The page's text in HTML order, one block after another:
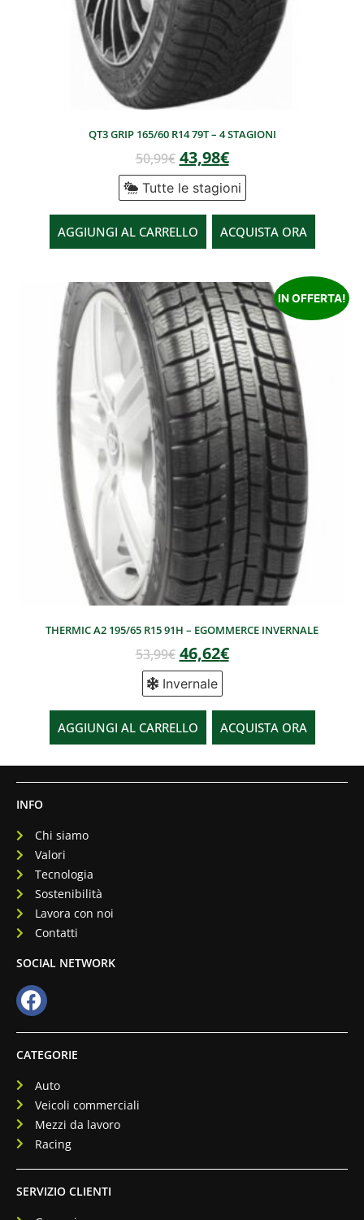
QT3 GRIP 165/60 R14 79T – 4 STAGIONI
50,99€ 43,98€
Tutte le stagioni
AGGIUNGI AL CARRELLO ACQUISTA ORA
IN OFFERTA!
THERMIC A2 195/65 R15 91H – EGOMMERCE INVERNALE
53,99€ 46,62€
Invernale
AGGIUNGI AL CARRELLO ACQUISTA ORA
CATEGORIE
Auto
Veicoli commerciali
Mezzi da lavoro
Racing
INFO
Chi siamo
Valori
Tecnologia
Sostenibilità
Lavora con noi
Contatti
SOCIAL NETWORK
SERVIZIO CLIENTI